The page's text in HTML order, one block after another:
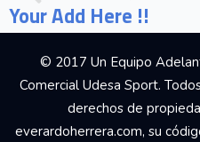
Your Add Here !!
© 2017 Un Equipo
Comercial Udesa Sport.
derechos de
everardoherrera.com, su